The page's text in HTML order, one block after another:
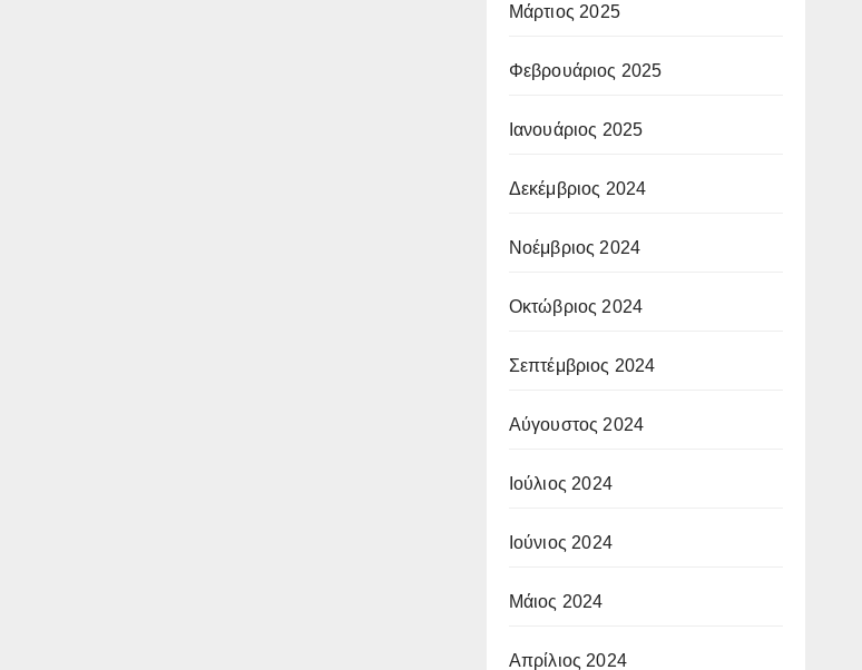
Μάρτιος 2025
Φεβρουάριος 2025
Ιανουάριος 2025
Δεκέμβριος 2024
Νοέμβριος 2024
Οκτώβριος 2024
Σεπτέμβριος 2024
Αύγουστος 2024
Ιούλιος 2024
Ιούνιος 2024
Μάιος 2024
Απρίλιος 2024